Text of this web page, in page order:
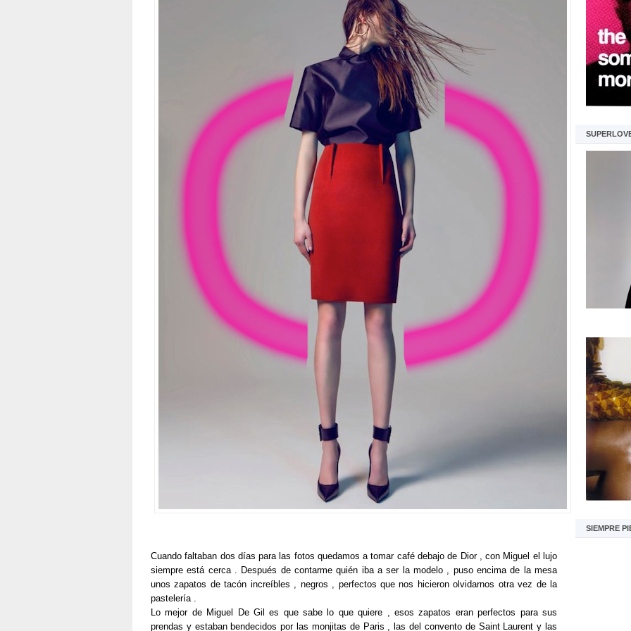
SIEMPRE
Cuando faltaban dos días para las fotos quedamos a tomar café debajo de Dior , con Miguel el lujo
siempre está cerca . Después de contarme quién iba a ser la modelo , puso encima de la mesa
unos zapatos de tacón increíbles , negros , perfectos que nos hicieron olvidarnos otra vez de la
pastelería .
Lo mejor de Miguel De Gil es que sabe lo que quiere , esos zapatos eran perfectos para sus
prendas y estaban bendecidos por las monjitas de Paris , las del convento de Saint Laurent y las